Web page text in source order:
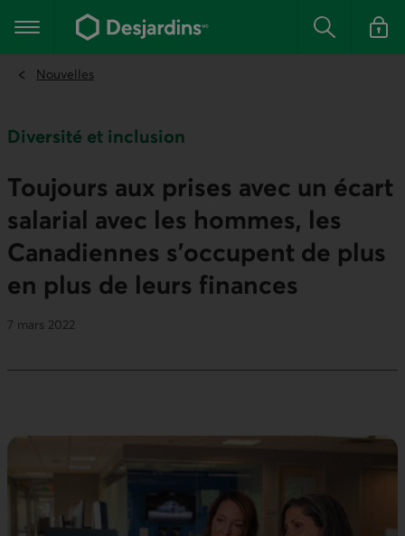
contenu
Menu principal Rechercher
Se
Nouvelles
Diversité et inclusion
Toujours aux prises avec un écart
salarial avec les hommes, les
Canadiennes s’occupent de plus
en plus de leurs finances
7 mars 2022